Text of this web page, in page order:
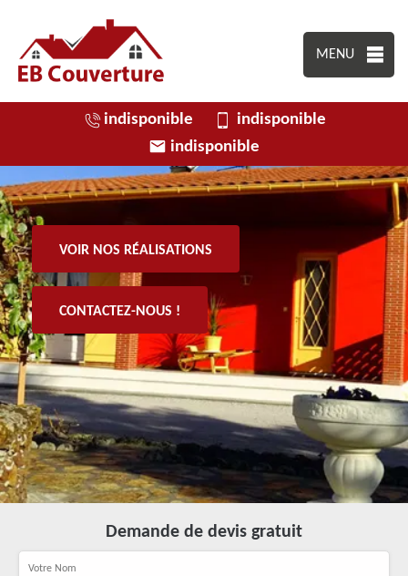
MENU
indisponible
indisponible
indisponible
VOIR NOS RÉALISATIONS
CONTACTEZ-NOUS !
Demande de devis gratuit